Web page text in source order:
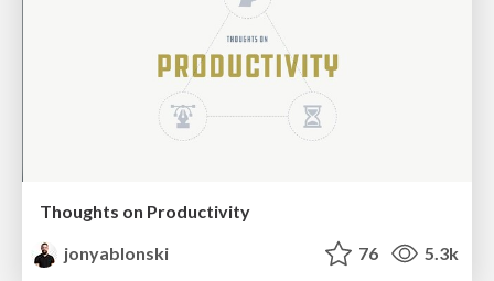
Thoughts on Productivity
jonyablonski
76 5.3k